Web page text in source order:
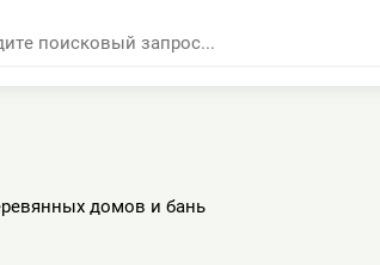
домов и бань